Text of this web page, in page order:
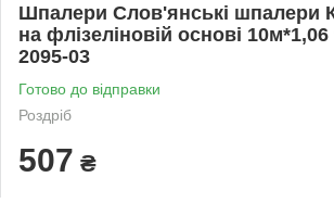
Шпалери Слов'янські шпалери
на флізеліновій основі
2095-03
Готово до відправки
Роздріб
507 ₴